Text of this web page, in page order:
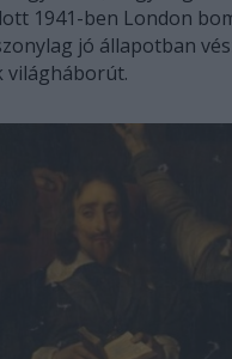
1941-ben London
jó állapotban
világháborút.